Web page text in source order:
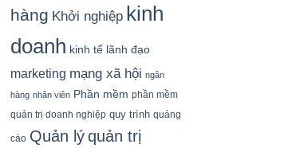
hàng Khởi nghiệp kinh
doanh kinh tế lãnh đạo
marketing mạng xã hội ngân
hàng nhân viên Phần mềm phần mềm
quản trị doanh nghiệp quy trình quảng
cáo Quản lý quản trị